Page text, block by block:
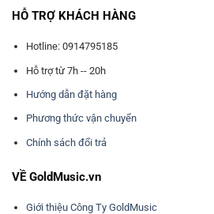
HỖ TRỢ KHÁCH HÀNG
Hotline: 0914795185
Hỗ trợ từ 7h -- 20h
Hướng dẫn đặt hàng
Phương thức vận chuyển
Chính sách đổi trả
VỀ GoldMusic.vn
Giới thiệu Công Ty GoldMusic